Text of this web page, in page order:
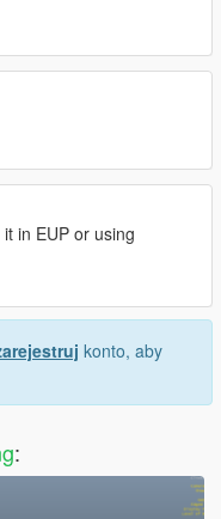
in EUP or using
konto, aby
: